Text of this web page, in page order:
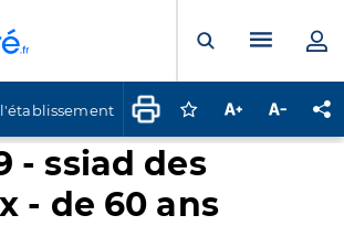
Ouvrir laMenu
l'établissement Connectez-vous
Augmenter la
- ssiad des
- de 60 ans